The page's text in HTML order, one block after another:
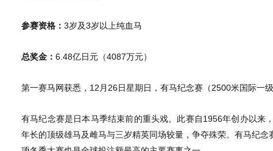
参赛资格： 3岁及3岁以上纯血马
总奖金： 6.48亿日元（4087万元）
第一赛马网获悉，12月26日星期日，有马纪念赛（2500米国际一
有马纪念赛是日本马季结束前的重头戏。此赛自1956年创办以来
年长的顶级雄马及雌马与三岁精英同场较量，争夺殊荣。有马纪